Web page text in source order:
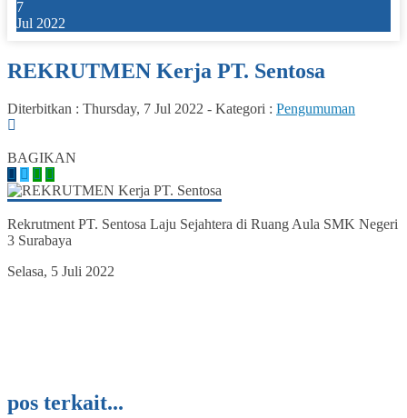
7
Jul 2022
REKRUTMEN Kerja PT. Sentosa
Diterbitkan : Thursday, 7 Jul 2022 - Kategori : Pengumuman
BAGIKAN
Rekrutment PT. Sentosa Laju Sejahtera di Ruang Aula SMK Negeri
3 Surabaya
Selasa, 5 Juli 2022
pos terkait...